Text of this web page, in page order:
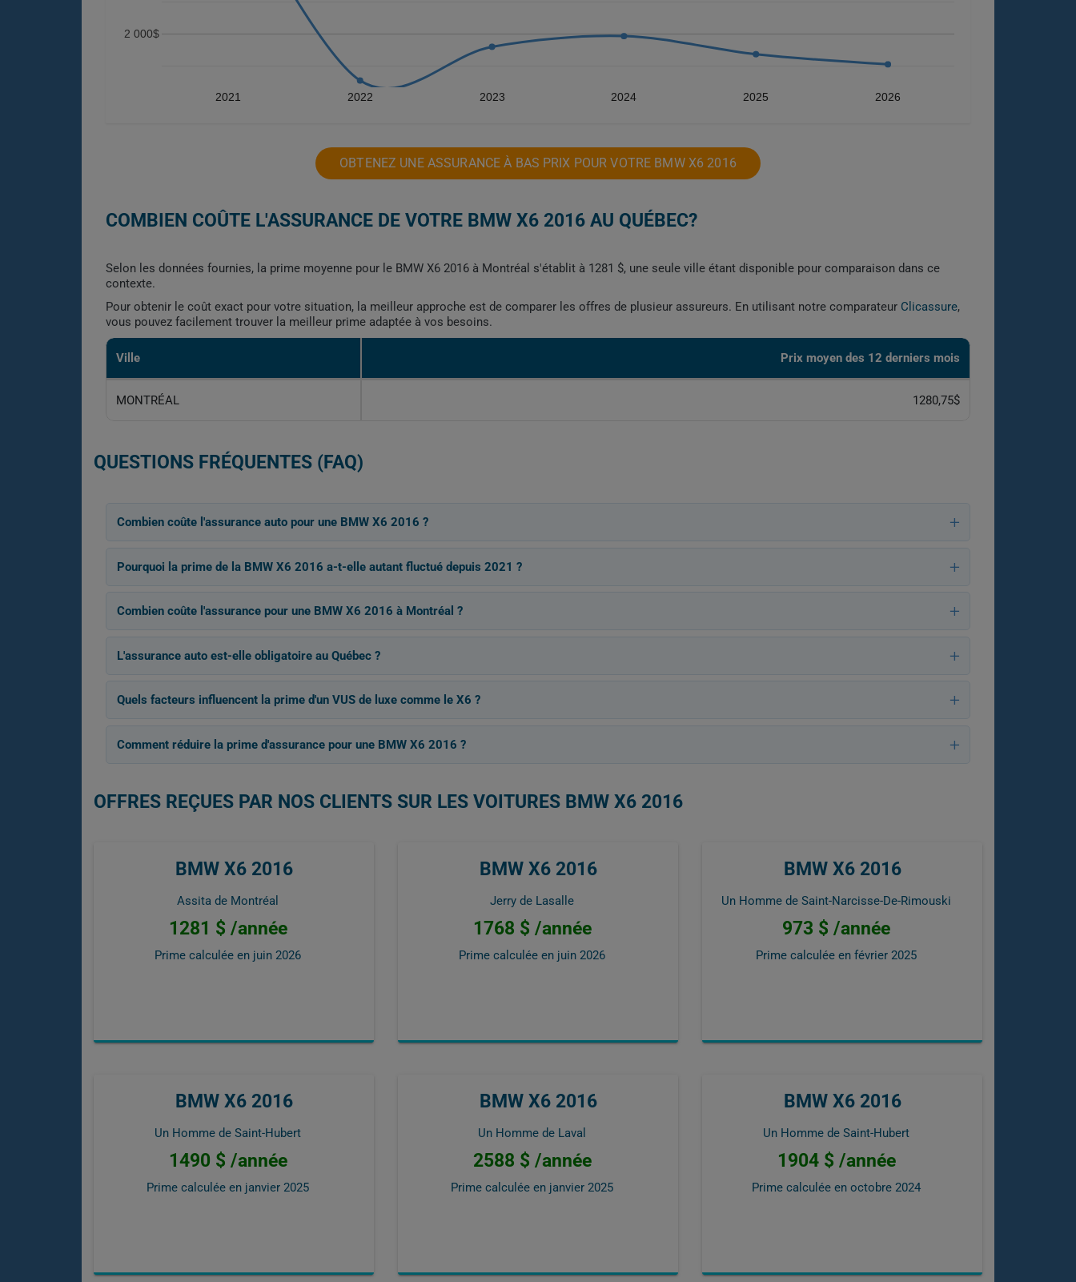
2021 2022 2023 2024 2025 2026
2 000$
OBTENEZ UNE ASSURANCE À BAS PRIX POUR VOTRE BMW X6 2016
COMBIEN COÛTE L'ASSURANCE DE VOTRE BMW X6 2016 AU QUÉBEC?
Selon les données fournies, la prime moyenne pour le BMW X6 2016 à Montréal s'établit à 1281 $, une seule ville étant disponible pour comparaison dans ce
contexte.
Pour obtenir le coût exact pour votre situation, la meilleur approche est de comparer les offres de plusieur assureurs. En utilisant notre comparateur Clicassure,
vous pouvez facilement trouver la meilleur prime adaptée à vos besoins.
Ville Prix ​​moyen des 12 derniers mois
MONTRÉAL 1280,75$
QUESTIONS FRÉQUENTES (FAQ)
Combien coûte l'assurance auto pour une BMW X6 2016 ?
Pourquoi la prime de la BMW X6 2016 a-t-elle autant fluctué depuis 2021 ?
Combien coûte l'assurance pour une BMW X6 2016 à Montréal ?
L'assurance auto est-elle obligatoire au Québec ?
Quels facteurs influencent la prime d'un VUS de luxe comme le X6 ?
Comment réduire la prime d'assurance pour une BMW X6 2016 ?
OFFRES REÇUES PAR NOS CLIENTS SUR LES VOITURES BMW X6 2016
BMW X6 2016
Assita de Montréal
1281 $ /année
Prime calculée en juin 2026
BMW X6 2016
Jerry de Lasalle
1768 $ /année
Prime calculée en juin 2026
BMW X6 2016
Un Homme de Saint-Narcisse-De-Rimouski
973 $ /année
Prime calculée en février 2025
BMW X6 2016
Un Homme de Saint-Hubert
1490 $ /année
Prime calculée en janvier 2025
BMW X6 2016
Un Homme de Laval
2588 $ /année
Prime calculée en janvier 2025
BMW X6 2016
Un Homme de Saint-Hubert
1904 $ /année
Prime calculée en octobre 2024